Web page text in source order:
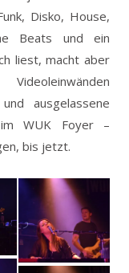
Disko, House,
Beats und ein
liest, macht aber
ausgelassene
WUK Foyer –
bis jetzt.